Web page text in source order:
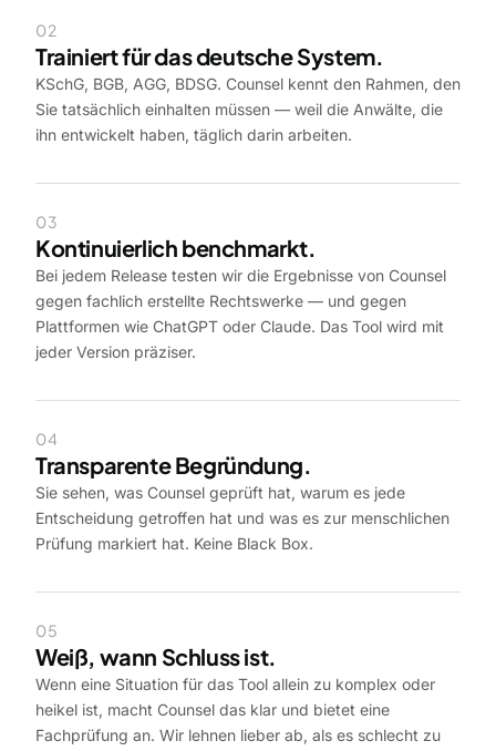
02
Trainiert für das deutsche System.
KSchG, BGB, AGG, BDSG. Counsel kennt den Rahmen, den
Sie tatsächlich einhalten müssen — weil die Anwälte, die
ihn entwickelt haben, täglich darin arbeiten.
03
Kontinuierlich benchmarkt.
Bei jedem Release testen wir die Ergebnisse von Counsel
gegen fachlich erstellte Rechtswerke — und gegen
Plattformen wie ChatGPT oder Claude. Das Tool wird mit
jeder Version präziser.
04
Transparente Begründung.
Sie sehen, was Counsel geprüft hat, warum es jede
Entscheidung getroffen hat und was es zur menschlichen
Prüfung markiert hat. Keine Black Box.
05
Weiß, wann Schluss ist.
Wenn eine Situation für das Tool allein zu komplex oder
heikel ist, macht Counsel das klar und bietet eine
Fachprüfung an. Wir lehnen lieber ab, als es schlecht zu